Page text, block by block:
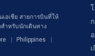
อเชีย สายการบินที่ให้
ำหรับนักเดินทาง
Philippines